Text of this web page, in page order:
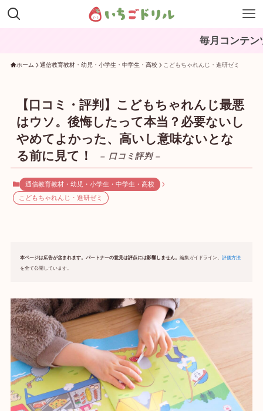
毎月コンテンツを更新中。
ホーム 通信教育教材・幼児・小学生・中学生・高校 こどもちゃれんじ・進研ゼミ
【口コミ・評判】こどもちゃれんじ最悪
はウソ。後悔したって本当？必要ないし
やめてよかった、高いし意味ないとな
る前に見て！
– 口コミ評判 –
通信教育教材・幼児・小学生・中学生・高校
こどもちゃれんじ・進研ゼミ
本ページは広告が含まれます。パートナーの意見は評点には影響しません。 編集ガイドライン、 評価方法
を全て公開しています。